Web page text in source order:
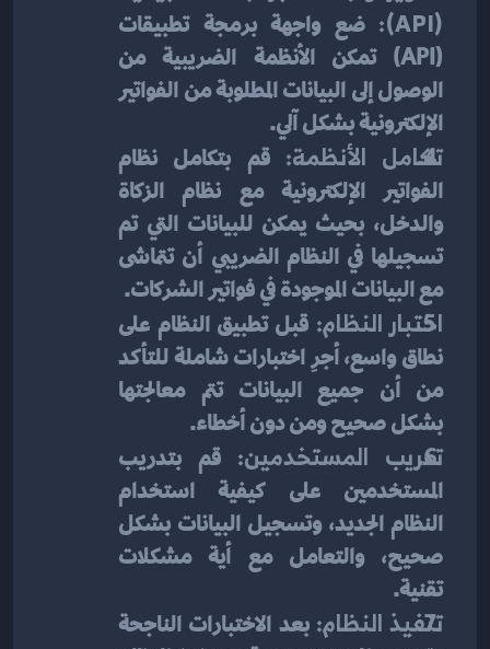
(API):
الوصول إلى البيانات المطلوبة من الفواتير
الإلكترونية بشكل آلي.
تكامل الأنظمة:
مع البيانات الموجودة في فواتير الشركات.
اختبار النظام:
نطاق واسع، أجرِ اختبارات شاملة للتأكد
بشكل صحيح ومن دون أخطاء.
تدريب المستخدمين:
تقنية.
تنفيذ النظام: بعد الاختبارات الناجحة